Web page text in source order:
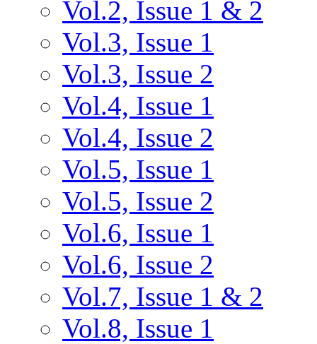
Vol.2, Issue 1 & 2
Vol.3, Issue 1
Vol.3, Issue 2
Vol.4, Issue 1
Vol.4, Issue 2
Vol.5, Issue 1
Vol.5, Issue 2
Vol.6, Issue 1
Vol.6, Issue 2
Vol.7, Issue 1 & 2
Vol.8, Issue 1